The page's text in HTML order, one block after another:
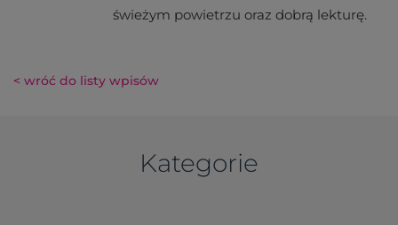
świeżym powietrzu oraz dobrą lekturę.
< wróć do listy wpisów
Kategorie